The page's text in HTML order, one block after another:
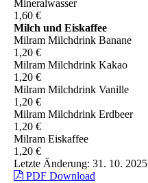
Mineralwasser
1,60 €
Milch und Eiskaffee
Milram Milchdrink Banane
1,20 €
Milram Milchdrink Kakao
1,20 €
Milram Milchdrink Vanille
1,20 €
Milram Milchdrink Erdbeer
1,20 €
Milram Eiskaffee
1,20 €
Letzte Änderung: 31. 10. 2025
PDF Download